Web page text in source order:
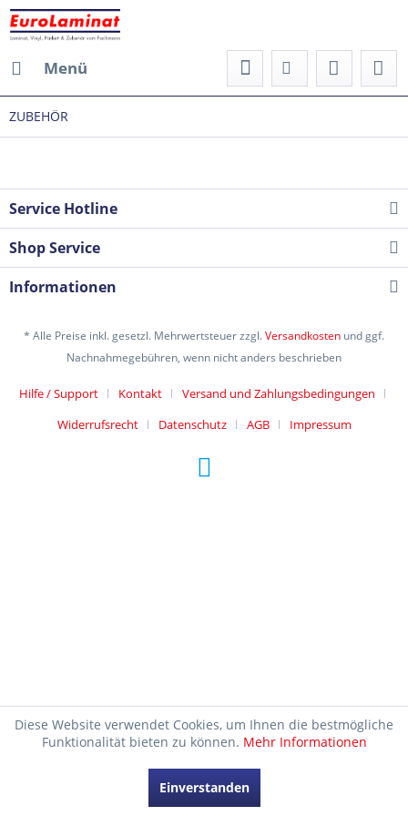
Menü
ZUBEHÖR
Service Hotline
Shop Service
Informationen
* Alle Preise inkl. gesetzl. Mehrwertsteuer zzgl.Versandkosten und ggf.
Nachnahmegebühren, wenn nicht anders beschrieben
Hilfe / Support Kontakt
Versand und Zahlungsbedingungen
Widerrufsrecht
Datenschutz AGB Impressum
Diese Website verwendet Cookies, um Ihnen die bestmögliche
Funktionalität bieten zu können. Mehr Informationen
Einverstanden